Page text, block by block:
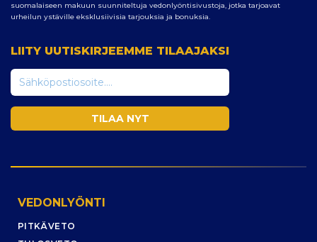
suomalaiseen makuun suunniteltuja vedonlyöntisivustoja, jotka tarjoavat
urheilun ystäville eksklusiivisia tarjouksia ja bonuksia.
LIITY UUTISKIRJEEMME TILAAJAKSI
VEDONLYÖNTI
PITKÄVETO